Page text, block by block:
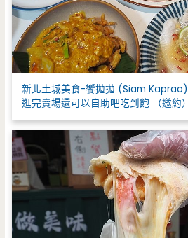
新北土城美食-饗拋拋 (Siam
逛完賣場還可以自助吧吃到飽 （邀約）